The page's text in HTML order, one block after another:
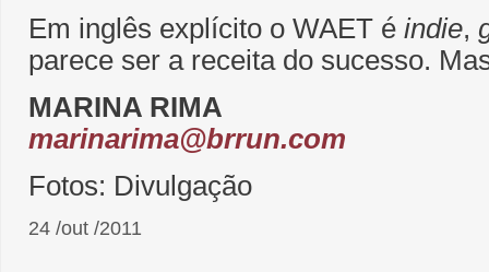
Em inglês explícito o WAET é indie,
parece ser a receita do sucesso.
MARINA RIMA
marinarima@brrun.com
Fotos: Divulgação
24 /out /2011